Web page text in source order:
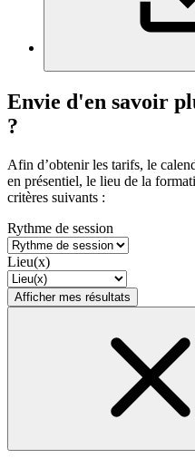
Envie d'en savoir
?
Afin d’obtenir les tarifs, le
en présentiel, le lieu de la
critères suivants :
Rythme de session
Lieu(x)
Afficher mes résultats